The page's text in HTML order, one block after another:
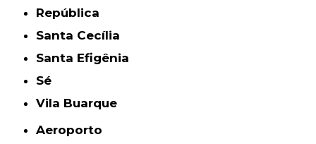
República
Santa Cecília
Santa Efigênia
Sé
Vila Buarque
Aeroporto